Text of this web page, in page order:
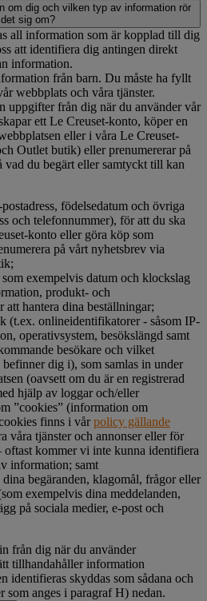
om dig och vilken typ av information rör
det sig om?
all information som är kopplad till dig
att identifiera dig antingen direkt
information.
från barn. Du måste ha fyllt
webbplats och våra tjänster.
uppgifter från dig när du använder vår
ett Le Creuset-konto, köper en
eller i våra Le Creuset-
Outlet butik) eller prenumererar på
vad du begärt eller samtyckt till kan
födelsedatum och övriga
och telefonnummer), för att du ska
konto eller göra köp som
på vårt nyhetsbrev via
exempelvis datum och klockslag
produkt- och
att hantera dina beställningar;
(t.ex. onlineidentifikatorer - såsom IP-
operativsystem, besökslängd samt
besökare och vilket
dig i), som samlas in under
(oavsett om du är en registrerad
hjälp av loggar och/eller
”cookies” (information om
finns i vårpolicy gällande
våra tjänster och annonser eller för
oftast kommer vi inte kunna identifiera
information; samt
begäranden, klagomål, frågor eller
exempelvis dina meddelanden,
på sociala medier, e-post och
från dig när du använder
tillhandahåller information
identifieras skyddas som sådana och
som anges i paragraf H) nedan.